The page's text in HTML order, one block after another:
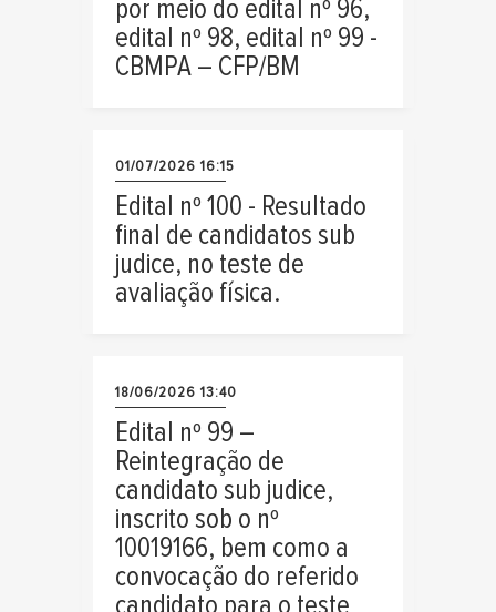
por meio do edital nº 96,
edital nº 98, edital nº 99 -
CBMPA – CFP/BM
01/07/2026 16:15
Edital nº 100 - Resultado
final de candidatos sub
judice, no teste de
avaliação física.
18/06/2026 13:40
Edital nº 99 –
Reintegração de
candidato sub judice,
inscrito sob o nº
10019166, bem como a
convocação do referido
candidato para o teste